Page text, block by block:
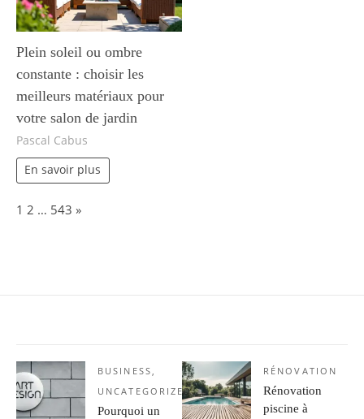
Plein soleil ou ombre
constante : choisir les
meilleurs matériaux pour
votre salon de jardin
Pascal Cabus
En savoir plus
Page:
1 2 … 543 Next
»
BUSINESS,
UNCATEGORIZED
Pourquoi un
RÉNOVATION
Rénovation
piscine à